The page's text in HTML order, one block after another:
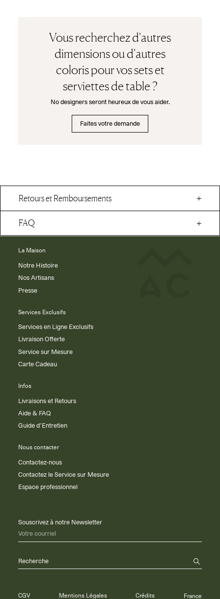
Vous recherchez d'autres
dimensions ou d'autres
coloris pour vos sets et
serviettes de table ?
No designers seront heureux de vous aider.
Faites votre demande
Retours et Remboursements
FAQ
La Maison
Notre Histoire
Nos Artisans
Presse
Services Exclusifs
Services en Ligne Exclusifs
Livraison Offerte
Service sur Mesure
Carte Cadeau
Infos
Livraisons et Retours
Aide & FAQ
Guide d’Entretien
Nous contacter
Contactez-nous
Contactez le Service sur Mesure
Espace professionnel
Souscrivez à notre Newsletter
Votre courriel
Recherche
CGV Mentions Légales Crédits France